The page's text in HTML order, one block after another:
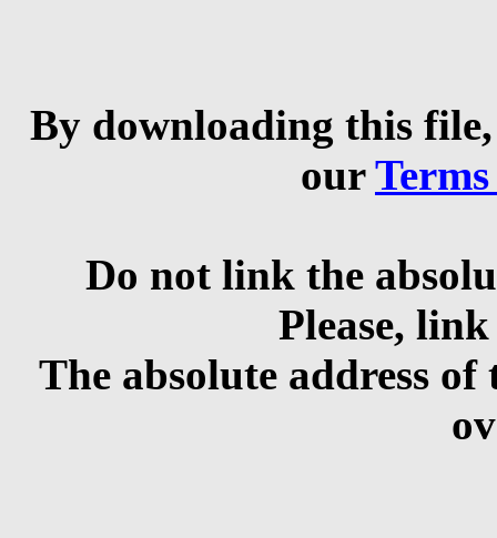
By downloading this
our
Do not link the
Please,
The absolute address